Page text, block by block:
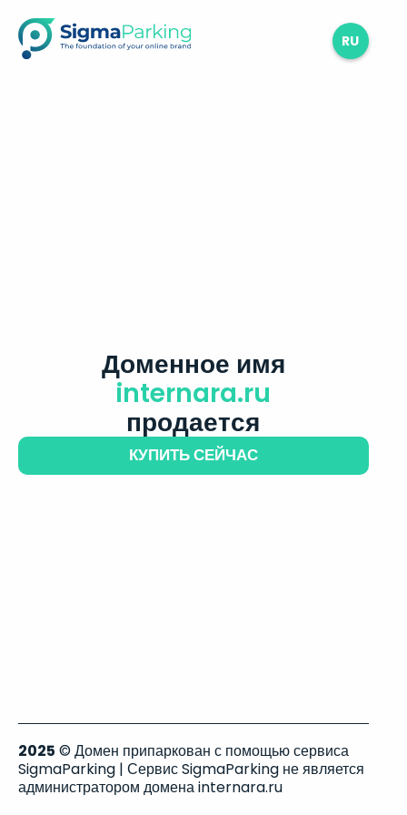
RU
Доменное имя
internara.ru
продается
КУПИТЬ СЕЙЧАС
2025 © Домен припаркован с помощью сервиса
SigmaParking | Сервис SigmaParking не является
администратором домена internara.ru